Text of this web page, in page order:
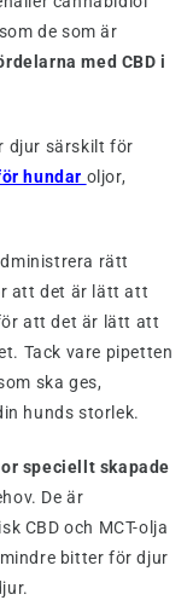
de som är
med CBD i
djur särskilt för
hundar oljor,
rätt
att det är lätt att
att det är lätt att
Tack vare pipetten
ska ges,
hunds storlek.
speciellt skapade
De är
CBD och MCT-olja
bitter för djur